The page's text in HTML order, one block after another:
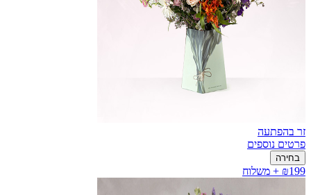
זר בהפתעה
פרטים נוספים
בחירה
₪199 + משלוח